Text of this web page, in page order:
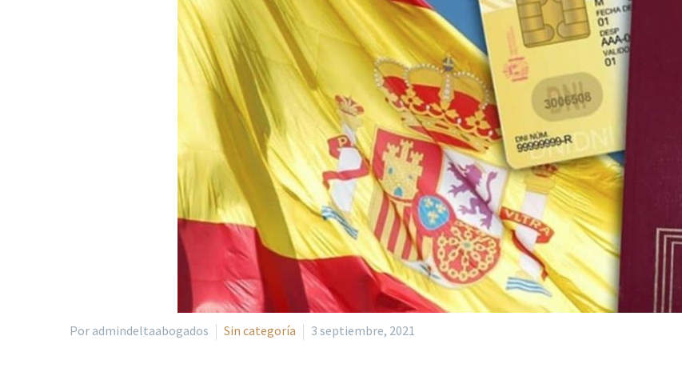
Por admindeltaabogados Sin categoría 3 septiembre, 2021